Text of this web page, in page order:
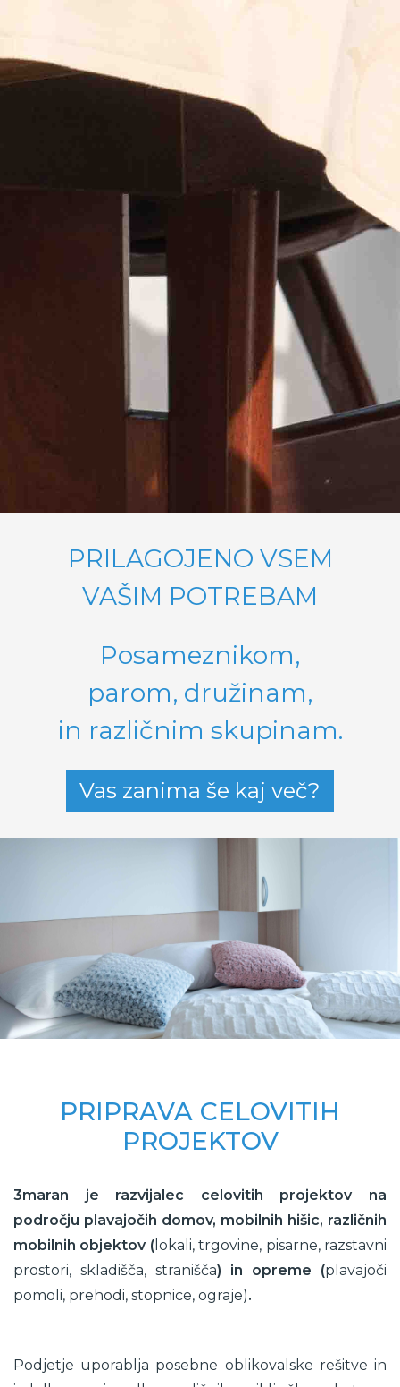
PRILAGOJENO VSEM
VAŠIM POTREBAM
Posameznikom,
parom, družinam,
in različnim skupinam.
Vas zanima še kaj več?
PRIPRAVA CELOVITIH
PROJEKTOV
3maran je razvijalec celovitih projektov na
področju plavajočih domov, mobilnih hišic, različnih
mobilnih objektov (lokali, trgovine, pisarne, razstavni
prostori, skladišča, stranišča) in opreme (plavajoči
pomoli, prehodi, stopnice, ograje).
Podjetje uporablja posebne oblikovalske rešitve in